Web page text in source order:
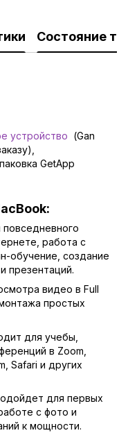
Состояние
е устройство (Gan
GetApp
работа с
обучение, создание
презентаций.
видео в Full
простых
для учебы,
в Zoom,
Safari и других
для первых
с фото и
к мощности.